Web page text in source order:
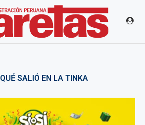
QUÉ SALIÓ EN LA TINKA